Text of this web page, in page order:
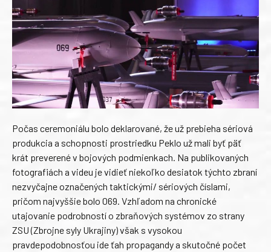
Počas ceremoniálu bolo deklarované, že už prebieha sériová
produkcia a schopnosti prostriedku Peklo už mali byť päť
krát preverené v bojových podmienkach. Na publikovaných
fotografiách a videu je vidieť niekoľko desiatok týchto zbraní
nezvyčajne označených taktickými/ sériových číslami,
pričom najvyššie bolo 069. Vzhľadom na chronické
utajovanie podrobností o zbraňových systémov zo strany
ZSU (Zbrojne syly Ukrajiny) však s vysokou
pravdepodobnosťou ide ťah propagandy a skutočné počet